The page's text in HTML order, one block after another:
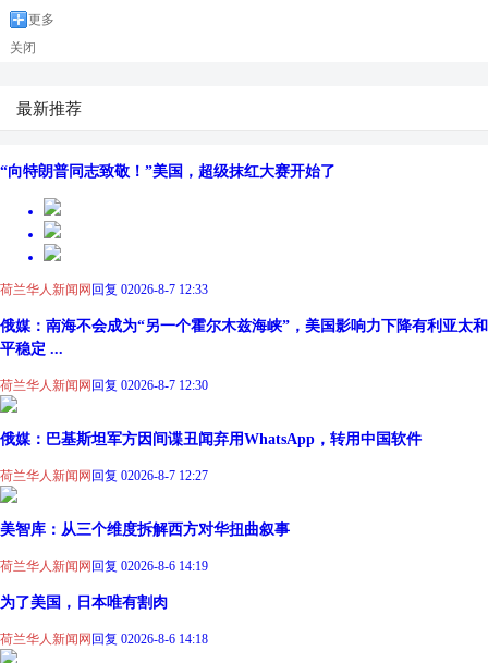
更多
关闭
最新推荐
“向特朗普同志致敬！”美国，超级抹红大赛开始了
荷兰华人新闻网回复 02026-8-7 12:33
俄媒：南海不会成为“另一个霍尔木兹海峡”，美国影响力下降有利亚太和
平稳定 ...
荷兰华人新闻网回复 02026-8-7 12:30
俄媒：巴基斯坦军方因间谍丑闻弃用WhatsApp，转用中国软件
荷兰华人新闻网 回复 02026-8-7 12:27
美智库：从三个维度拆解西方对华扭曲叙事
荷兰华人新闻网 回复 02026-8-6 14:19
为了美国，日本唯有割肉
荷兰华人新闻网 回复 02026-8-6 14:18